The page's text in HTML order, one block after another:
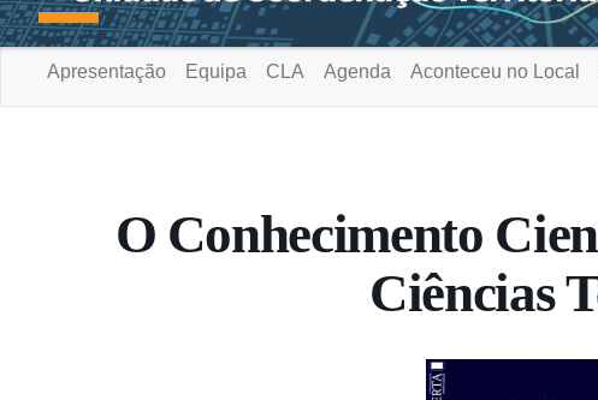
Apresentação Equipa CLA Agenda Aconteceu no Local
O Conhecimento
Ciências